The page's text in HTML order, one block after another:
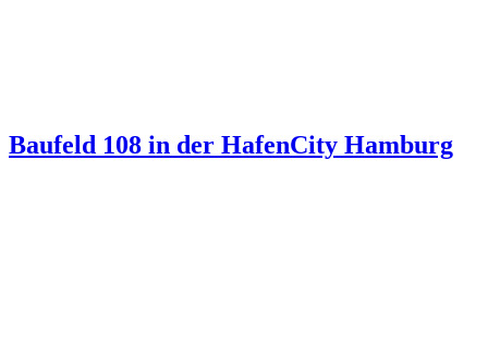
Baufeld 108 in der HafenCity Hamburg